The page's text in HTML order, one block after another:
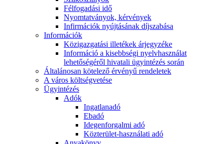
Félfogadási idő
Nyomtatványok, kérvények
Infirmációk nyújtásának díjszabása
Információk
Közigazgatási illetékek árjegyzéke
Információ a kisebbségi nyelvhasználat
lehetőségéről hivatali ügyintézés során
Általánosan kötelező érvényű rendeletek
A város költségvetése
Ügyintézés
Adók
Ingatlanadó
Ebadó
Idegenforgalmi adó
Közterület-használati adó